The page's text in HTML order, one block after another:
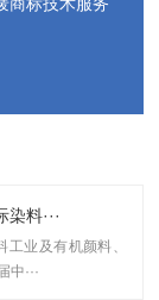
商标技术服务
料···
业及有机颜料、
···